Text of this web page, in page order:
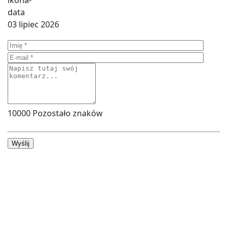
03 lipiec 2026
10000 Pozostało znaków
Wyślij